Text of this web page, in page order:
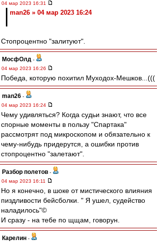
04 мар 2023 16:31
man26 » 04 мар 2023 16:24
Стопроцентно "залитуют".
МосфОлд -
04 мар 2023 16:26
Победа, которую похитил Муходох-Мешков...(((
man26 -
04 мар 2023 16:24
Чему удивляться? Когда судьи знают, что все
спорные моменты в пользу "Спартака"
рассмотрят под микроскопом и обязательно к
чему-нибудь придерутся, а ошибки против
стопроцентно "залетают".
Разбор полетов -
04 мар 2023 16:11
Но я конечно, в шоке от мистического влияния
пиздливости бейсболки. " Я ушел, судейство
наладилось"©
И сразу - на тебе по щщам, говорун.
Карелин -